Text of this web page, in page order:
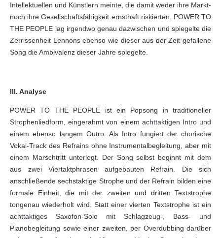
Intellektuellen und Künstlern meinte, die damit weder ihre Markt-
noch ihre Gesellschaftsfähigkeit ernsthaft riskierten. POWER TO
THE PEOPLE lag irgendwo genau dazwischen und spiegelte die
Zerrissenheit Lennons ebenso wie dieser aus der Zeit gefallene
Song die Ambivalenz dieser Jahre spiegelte.
III. Analyse
POWER TO THE PEOPLE ist ein Popsong in traditioneller
Strophenliedform, eingerahmt von einem achttaktigen Intro und
einem ebenso langem Outro. Als Intro fungiert der chorische
Vokal-Track des Refrains ohne Instrumentalbegleitung, aber mit
einem Marschtritt unterlegt. Der Song selbst beginnt mit dem
aus zwei Viertaktphrasen aufgebauten Refrain. Die sich
anschließende sechstaktige Strophe und der Refrain bilden eine
formale Einheit, die mit der zweiten und dritten Textstrophe
tongenau wiederholt wird. Statt einer vierten Textstrophe ist ein
achttaktiges Saxofon-Solo mit Schlagzeug-, Bass- und
Pianobegleitung sowie einer zweiten, per Overdubbing darüber